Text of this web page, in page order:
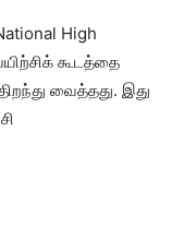
High
கூடத்தை
வைத்தது. இது